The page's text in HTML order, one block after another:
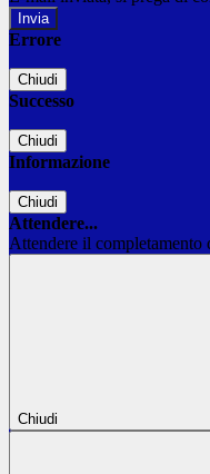
Errore
Chiudi
Successo
Chiudi
Informazione
Chiudi
Attendere...
Attendere il completamento
Chiudi